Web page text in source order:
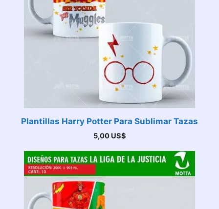
Plantillas Harry Potter Para Sublimar Tazas
5,00 US$